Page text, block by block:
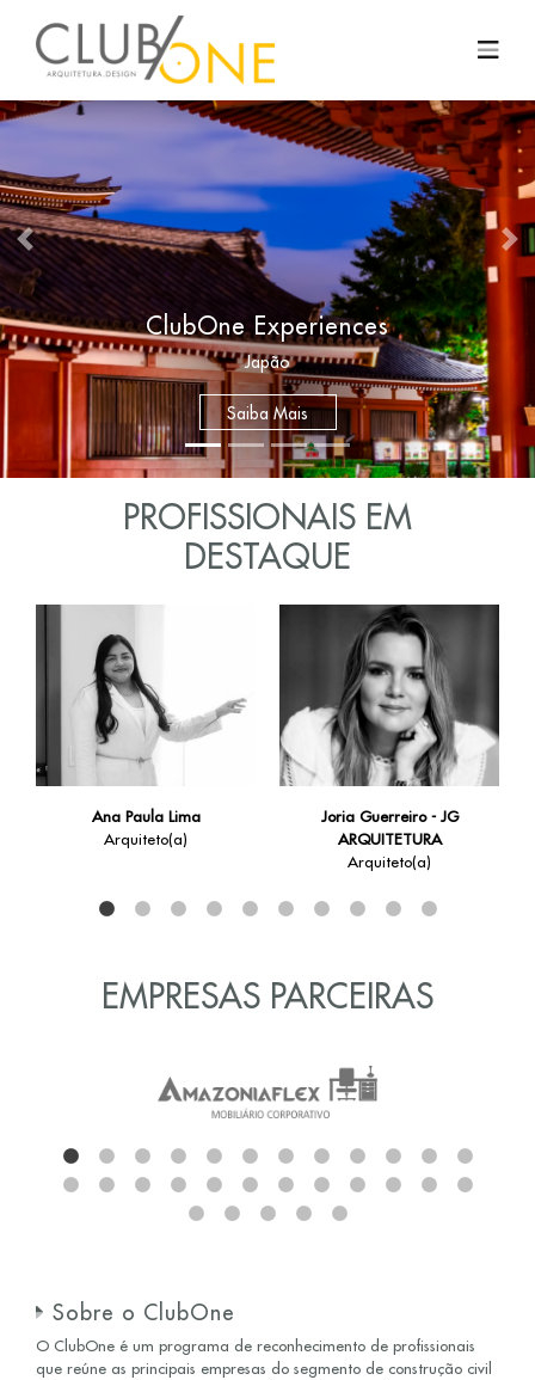
Club One
Canadá
Saiba Mais
Previous
PROFISSIONAIS EM
DESTAQUE
Ana Paula Lima
Arquiteto(a)
Joria Guerreiro - JG
ARQUITETURA
Arquiteto(a)
EMPRESAS PARCEIRAS
Sobre o ClubOne
O ClubOne é um programa de reconhecimento de profissionais
que reúne as principais empresas do segmento de construção civil